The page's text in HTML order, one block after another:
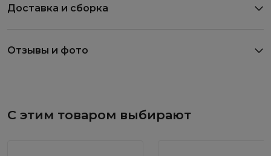
Доставка и сборка
Отзывы и фото
С этим товаром выбирают